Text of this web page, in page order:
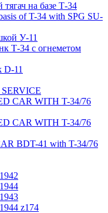
на базе Т-34
of T-34 with SPG SU-
У-11
Т-34 с огнеметом
D-11
CAR WITH T-34/76
CAR WITH T-34/76
BDT-41 with T-34/76
z174